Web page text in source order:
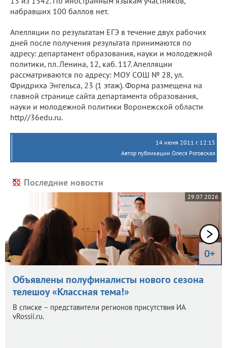
набравших 100 баллов нет.
Апелляции по результатам ЕГЭ в течение двух рабочих
дней после получения результата принимаются по
адресу: департамент образования, науки и молодежной
политики, пл. Ленина, 12, каб. 117. Апелляции
рассматриваются по адресу: МОУ СОШ № 28, ул.
Фридриха Энгельса, 23 (1 этаж). Форма размещена на
главной странице сайта департамента образования,
науки и молодежной политики Воронежской области
http//36edu.ru.
14 июня 2011 г. 12:15
Автор публикации Олеся Роговская
Последние новости
29.07.2026
0+
Объявлены полуфиналисты нового сезона
телешоу «Классная тема!»
В списке – представители регионов присутствия ИА
vRossii.ru.